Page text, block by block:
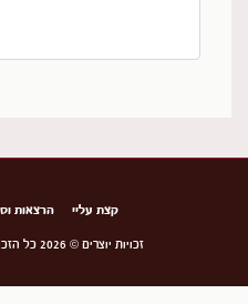
קצת עליי הרצאות
זכויות יוצרים © 2026 כל הזכויות שמורות -